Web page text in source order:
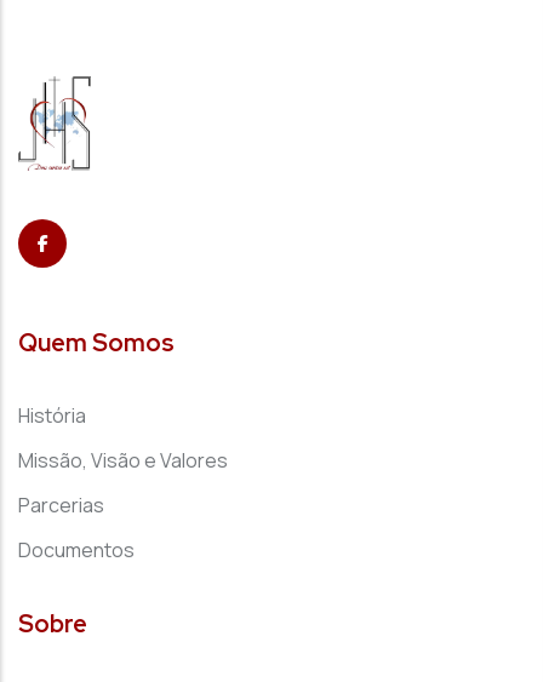
Quem Somos
História
Missão, Visão e Valores
Parcerias
Documentos
Sobre